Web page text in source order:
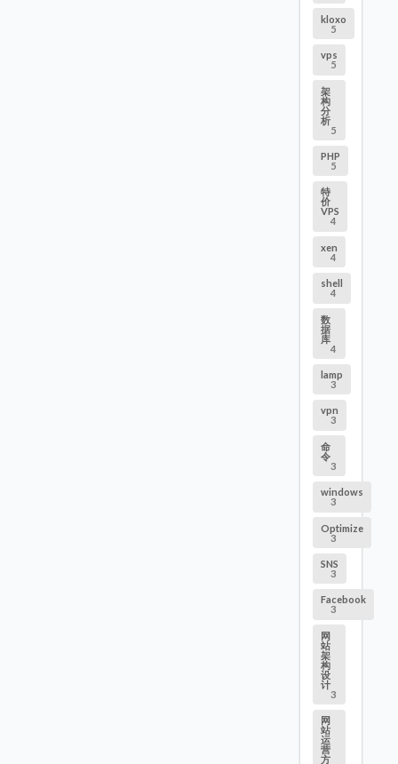
kloxo
5
vps
5
架
构
分
析
5
PHP
5
特
价
VPS
4
xen
4
shell
4
数
据
库
4
lamp
3
vpn
3
命
令
3
windows
3
Optimize
3
SNS
3
Facebook
3
网
站
架
构
设
计
3
网
站
运
营
方